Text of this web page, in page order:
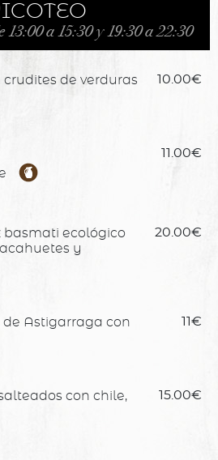
13:00 a 15:30 y 19:30 a 22:30
de verduras
10.00€
11.00€
basmati ecológico
y
20.00€
de Astigarraga con
11€
con chile,
15.00€